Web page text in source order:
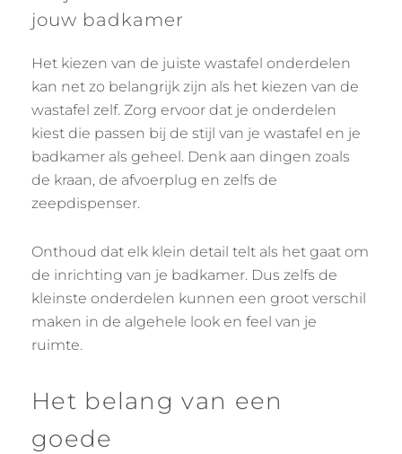
jouw badkamer
Het kiezen van de juiste wastafel onderdelen
kan net zo belangrijk zijn als het kiezen van de
wastafel zelf. Zorg ervoor dat je onderdelen
kiest die passen bij de stijl van je wastafel en je
badkamer als geheel. Denk aan dingen zoals
de kraan, de afvoerplug en zelfs de
zeepdispenser.
Onthoud dat elk klein detail telt als het gaat om
de inrichting van je badkamer. Dus zelfs de
kleinste onderdelen kunnen een groot verschil
maken in de algehele look en feel van je
ruimte.
Het belang van een
goede